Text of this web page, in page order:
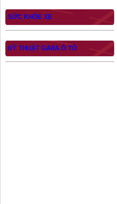
SỨC KHỎE XE
KỸ THUẬT GARA Ô TÔ